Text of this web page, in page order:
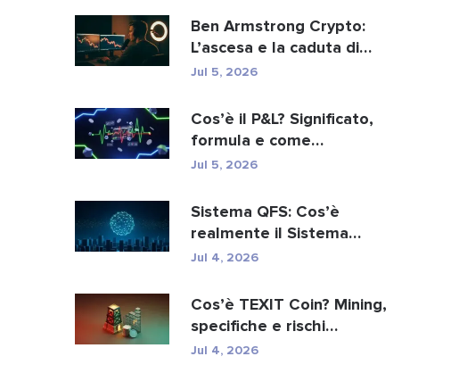
Ben Armstrong Crypto:
L’ascesa e la caduta di
BitBoy
Jul 5, 2026
Cos’è il P&L? Significato,
formula e come
calcolarlo.
Jul 5, 2026
Sistema QFS: Cos’è
realmente il Sistema
Finanziario Quantistico...
Jul 4, 2026
Cos’è TEXIT Coin? Mining,
specifiche e rischi
normativi di TXC.
Jul 4, 2026